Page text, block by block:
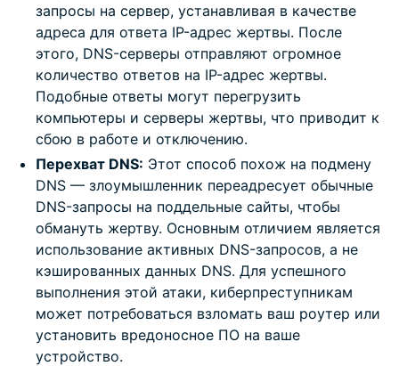
запросы на сервер, устанавливая в качестве
адреса для ответа IP-адрес жертвы. После
этого, DNS-серверы отправляют огромное
количество ответов на IP-адрес жертвы.
Подобные ответы могут перегрузить
компьютеры и серверы жертвы, что приводит к
сбою в работе и отключению.
Перехват DNS: Этот способ похож на подмену
DNS — злоумышленник переадресует обычные
DNS-запросы на поддельные сайты, чтобы
обмануть жертву. Основным отличием является
использование активных DNS-запросов, а не
кэшированных данных DNS. Для успешного
выполнения этой атаки, киберпреступникам
может потребоваться взломать ваш роутер или
установить вредоносное ПО на ваше
устройство.